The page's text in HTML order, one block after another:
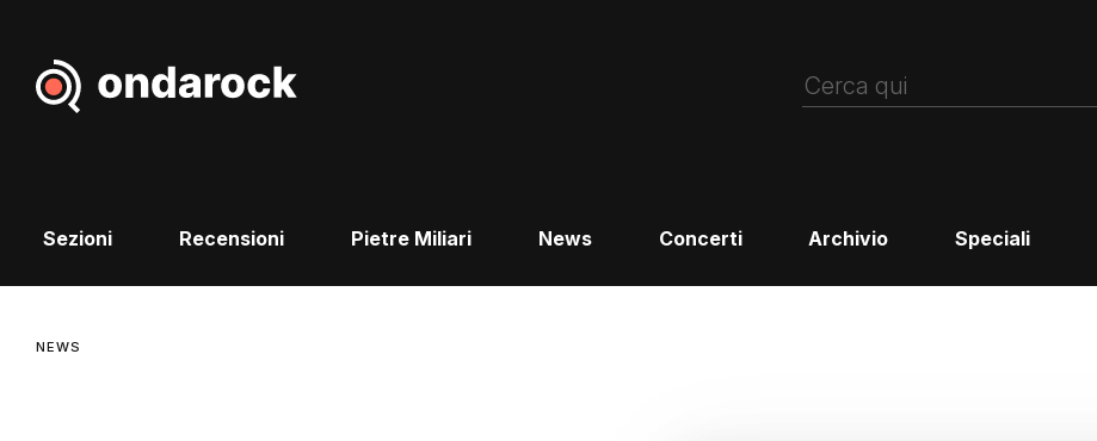
Sezioni Recensioni Pietre Miliari News Concerti Archivio Speciali
NEWS